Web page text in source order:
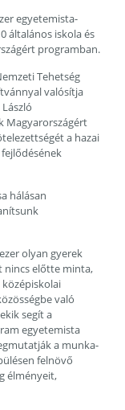
egyetemista-
általános iskola és
programban.
Tehetség
valósítja
Magyarországért
a hazai
hálásan
olyan gyerek
nincs előtte minta,
való
segít a
egyetemista
a munka-
felnövő
élményeit,